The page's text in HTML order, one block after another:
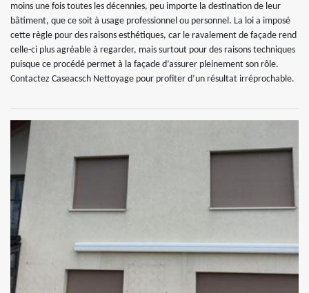
moins une fois toutes les décennies, peu importe la destination de leur
bâtiment, que ce soit à usage professionnel ou personnel. La loi a imposé
cette règle pour des raisons esthétiques, car le ravalement de façade rend
celle-ci plus agréable à regarder, mais surtout pour des raisons techniques
puisque ce procédé permet à la façade d’assurer pleinement son rôle.
Contactez Caseacsch Nettoyage pour profiter d’un résultat irréprochable.